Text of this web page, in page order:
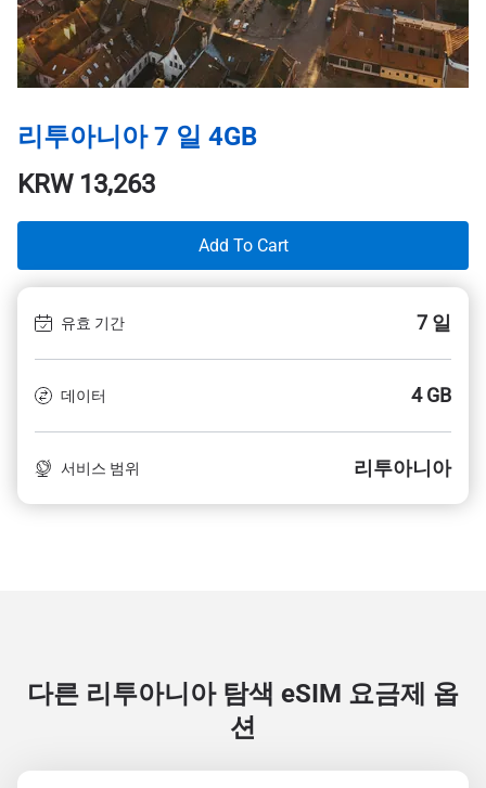
리투아니아 7 일 4GB
KRW13,263
Add To Cart
유효 기간 7 일
데이터 4 GB
서비스 범위 리투아니아
다른 리투아니아 탐색 eSIM 요금제 옵
션